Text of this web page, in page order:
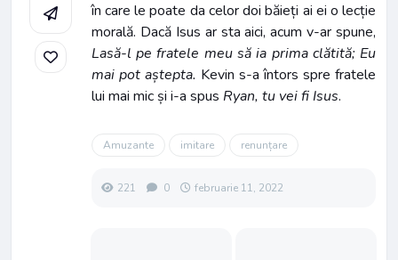
în care le poate da celor doi băieți ai ei o lecție
morală. Dacă Isus ar sta aici, acum v-ar spune,
Lasă-l pe fratele meu să ia prima clătită; Eu
mai pot aștepta. Kevin s-a întors spre fratele
lui mai mic și i-a spus Ryan, tu vei fi Isus.
Amuzante imitare renunțare
221 0 februarie 11, 2022